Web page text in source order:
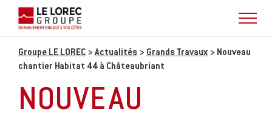
Groupe LE LOREC > Actualités > Grands Travaux > Nouveau
chantier Habitat 44 à Châteaubriant
NOUVEAU